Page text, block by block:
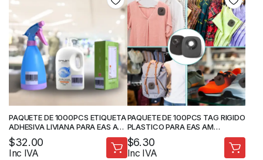
PAQUETE DE 1000PCS ETIQUETA
ADHESIVA LIVIANA PARA EAS AM
8.2MHz
$32.00
Inc IVA
PAQUETE DE 100PCS TAG RIGIDO
PLASTICO PARA EAS AM
FRECUENCIA 8.2MHz
$6.30
Inc IVA